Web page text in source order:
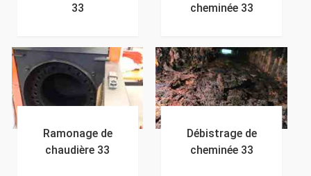
33
cheminée 33
Ramonage de
chaudière 33
Débistrage de
cheminée 33